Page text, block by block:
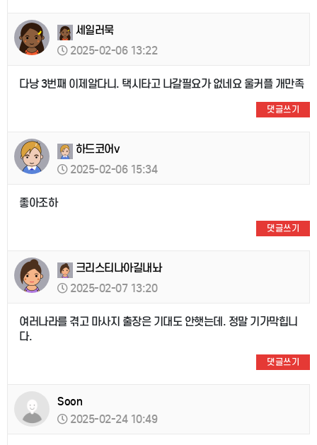
세일러묵
2025-02-06 13:22
다낭 3번째 이제알다니. 택시타고 나갈필요가 없네요 울커플 개만족
댓글쓰기
하드코어v
2025-02-06 15:34
좋아조하
댓글쓰기
크리스티나아길내놔
2025-02-07 13:20
여러나라를 겪고 마사지 출장은 기대도 안햇는데. 정말 기가막힙니
다.
댓글쓰기
Soon
2025-02-24 10:49